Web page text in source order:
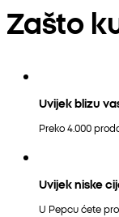
Zašto
Uvijek blizu
Preko 4.000
Uvijek niske
U Pepcu ćete